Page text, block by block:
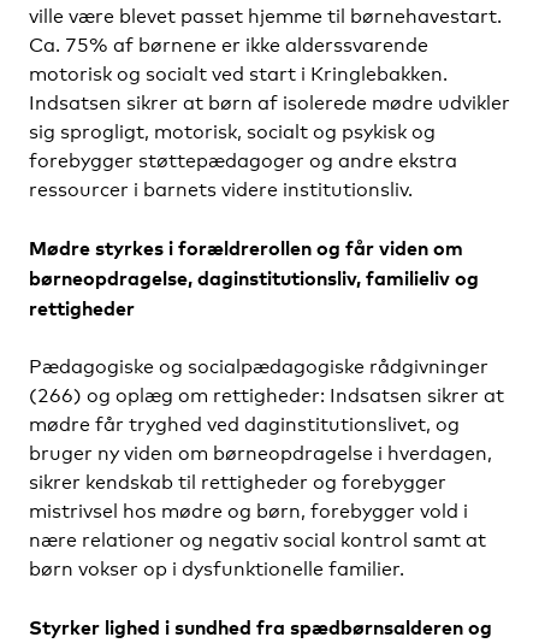
ville være blevet passet hjemme til børnehavestart.
Ca. 75% af børnene er ikke alderssvarende
motorisk og socialt ved start i Kringlebakken.
Indsatsen sikrer at børn af isolerede mødre udvikler
sig sprogligt, motorisk, socialt og psykisk og
forebygger støttepædagoger og andre ekstra
ressourcer i barnets videre institutionsliv.
Mødre styrkes i forældrerollen og får viden om
børneopdragelse, daginstitutionsliv, familieliv og
rettigheder
Pædagogiske og socialpædagogiske rådgivninger
(266) og oplæg om rettigheder: Indsatsen sikrer at
mødre får tryghed ved daginstitutionslivet, og
bruger ny viden om børneopdragelse i hverdagen,
sikrer kendskab til rettigheder og forebygger
mistrivsel hos mødre og børn, forebygger vold i
nære relationer og negativ social kontrol samt at
børn vokser op i dysfunktionelle familier.
Styrker lighed i sundhed fra spædbørnsalderen og